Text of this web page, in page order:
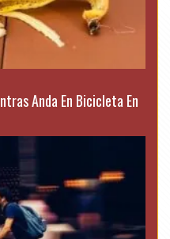
Anda En Bicicleta En